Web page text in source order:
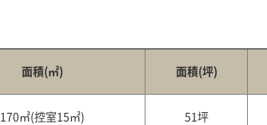
面積(㎡) 面積(坪)
170㎡(控室15㎡) 51坪